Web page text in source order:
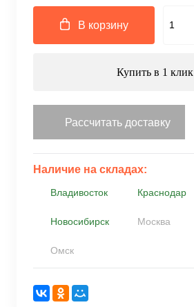
В корзину
Купить в 1 клик
Рассчитать доставку
Наличие на складах:
Владивосток Краснодар
Новосибирск Москва
Омск